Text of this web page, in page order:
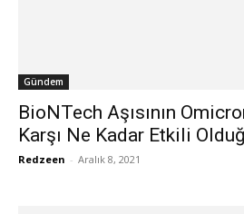
Gündem
BioNTech Aşısının
Karşı Ne Kadar Etkili
Redzeen - Aralık 8, 2021